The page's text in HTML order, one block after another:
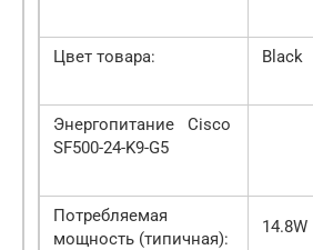
Цвет товара: Black
Энергопитание Cisco
SF500-24-K9-G5
Потребляемая
мощность (типичная):
14.8W